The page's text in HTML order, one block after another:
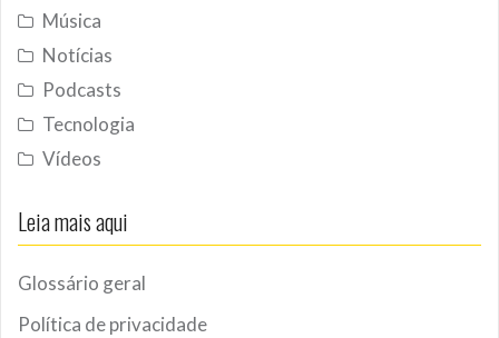
Música
Notícias
Podcasts
Tecnologia
Vídeos
Leia mais aqui
Glossário geral
Política de privacidade